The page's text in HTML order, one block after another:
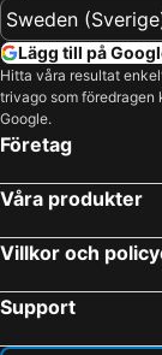
Lägg till på
Hitta våra resultat
trivago som föredragen
Google.
Företag
Våra produkter
Villkor och
Support